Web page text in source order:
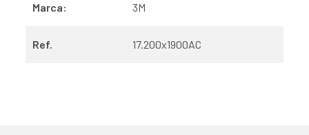
Marca: 3M
Ref. 17.200x1900AC